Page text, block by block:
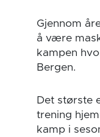
Gjennom
å være
kampen
Bergen.
Det største
trening
kamp i